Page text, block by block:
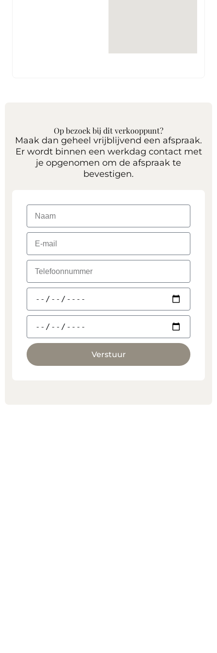
Op bezoek bij dit verkooppunt?
Maak dan geheel vrijblijvend een afspraak.
Er wordt binnen een werkdag contact met
je opgenomen om de afspraak te
bevestigen.
Verstuur